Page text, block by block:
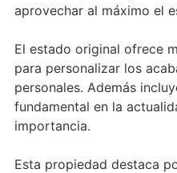
aprovechar al máximo el
El estado original ofrece
para personalizar los
personales. Además
fundamental en la
importancia.
Esta propiedad destaca